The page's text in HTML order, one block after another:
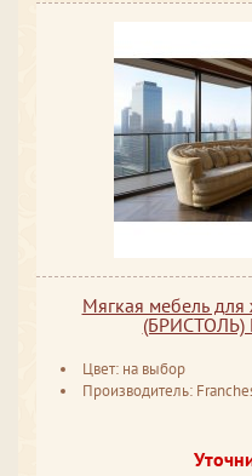
Мягкая мебель для
(БРИСТОЛЬ)
Цвет: на выбор
Производитель: